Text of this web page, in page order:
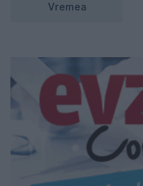
Vremea